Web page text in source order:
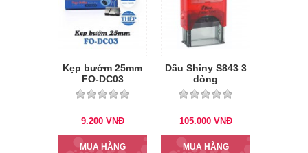
Kẹp bướm 25mm
FO-DC03
9.200 VNĐ
MUA HÀNG
Dấu Shiny S843 3
dòng
105.000 VNĐ
MUA HÀNG